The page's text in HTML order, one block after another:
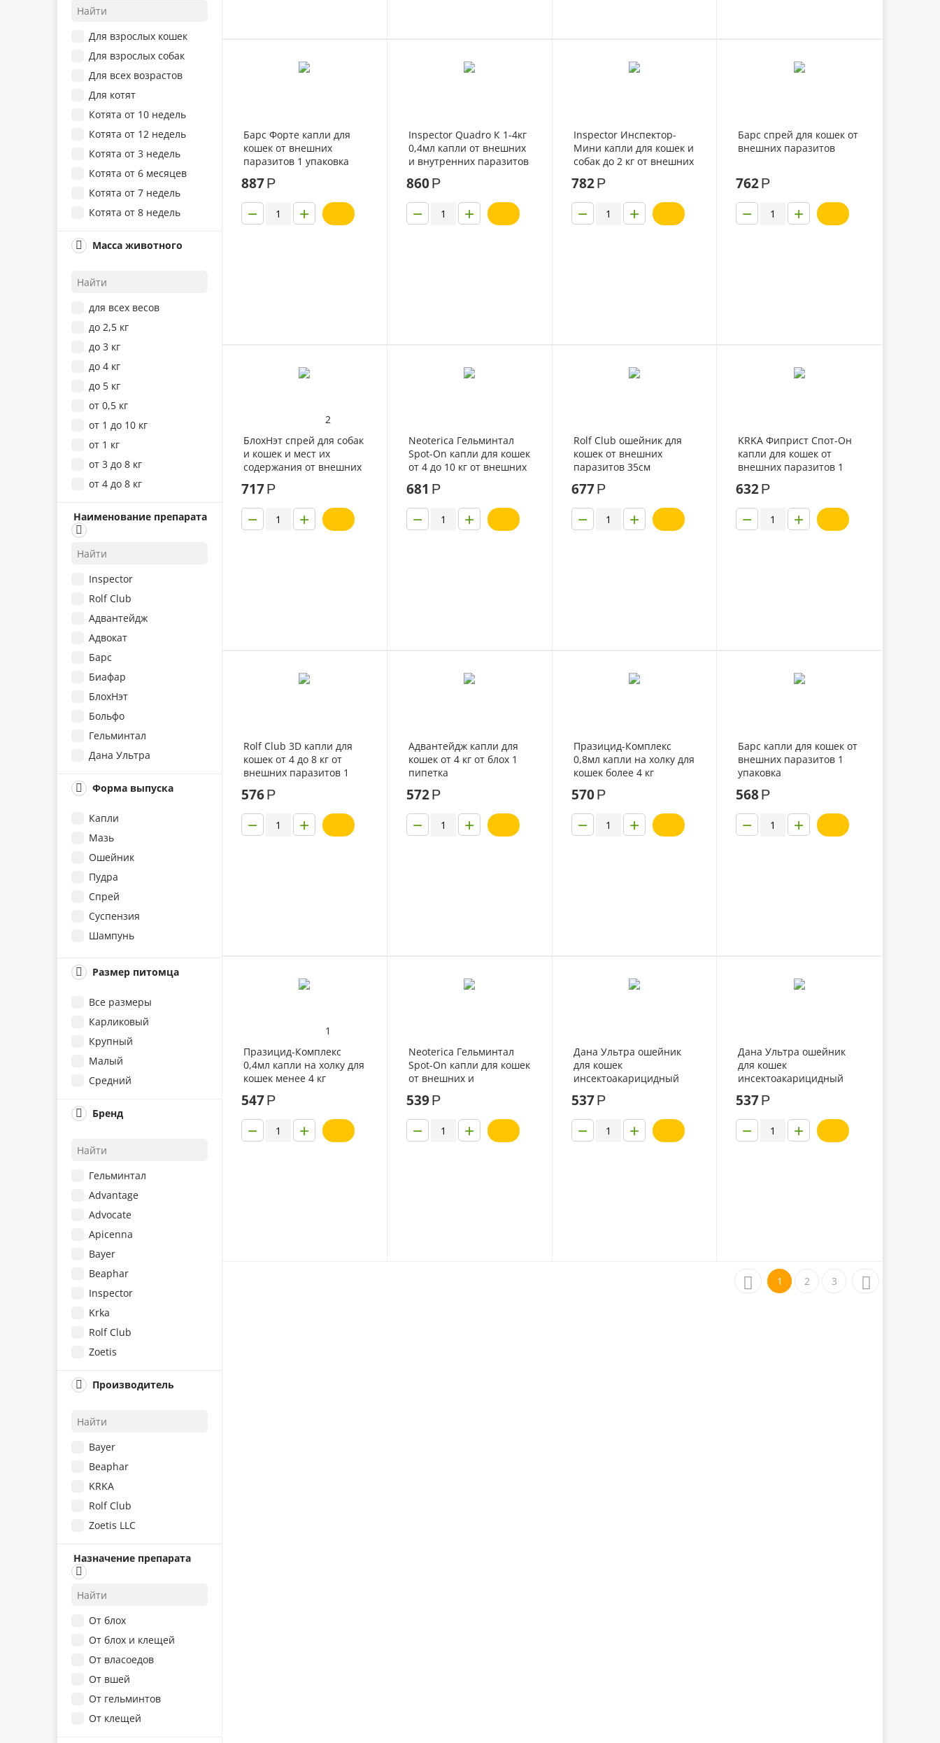
Для взрослых кошек
Для взрослых собак
Для всех возрастов
Для котят
Котята от 10 недель
Котята от 12 недель
Котята от 3 недель
Котята от 6 месяцев
Котята от 7 недель
Котята от 8 недель
удалено
Щенки от 8 недель
Масса животного
для всех весов
до 2,5 кг
до 3 кг
до 4 кг
до 5 кг
от 0,5 кг
от 1 до 10 кг
от 1 кг
от 3 до 8 кг
от 4 до 8 кг
от 8 до 15 кг
Наименование препарата
Inspector
Rolf Club
Адвантейдж
Адвокат
Барс
Биафар
БлохНэт
Больфо
Гельминтал
Дана Ультра
Мазь Аверсектиновая
Празицид-комплекс
Пчелодар
Стронгхолд
Фебтал
Фиприст
Чистотел
Форма выпуска
Капли
Мазь
Ошейник
Пудра
Спрей
Суспензия
Шампунь
Размер питомца
Все размеры
Карликовый
Крупный
Малый
Средний
Бренд
Гельминтал
Advantage
Advocate
Apicenna
Bayer
Beaphar
Inspector
Krka
Rolf Club
Zoetis
Барс
Пчелодар
Фармбиомедсервис
Чистотел
Экопром
Производитель
Bayer
Beaphar
KRKA
Rolf Club
Zoetis LLC
Агробиопром
ЗАО «НПФ Экопром»
ООО "Апиценна"
Фармбиомедсервис
Экопром
Назначение препарата
От блох
От блох и клещей
От власоедов
От вшей
От гельминтов
От клещей
Барс Форте капли для
кошек от внешних
паразитов 1 упаковка
887Р
+
−
Inspector Quadro К 1-4кг
0,4мл капли от внешних
и внутренних паразитов
860Р
+
−
Inspector Инспектор-
Мини капли для кошек и
собак до 2 кг от внешних
1 пипетка
782 Р
+
−
Барс спрей для кошек от
внешних паразитов
762Р
+
−
2
БлохНэт спрей для собак
и кошек и мест их
содержания от внешних
717Р
+
−
Neoterica Гельминтал
Spot-On капли для кошек
от 4 до 10 кг от внешних
1 пипетка
681 Р
+
−
Rolf Club ошейник для
кошек от внешних
паразитов 35см
677 Р
+
−
KRKA Фиприст Спот-Он
капли для кошек от
внешних паразитов 1
632Р
+
−
Rolf Club 3D капли для
кошек от 4 до 8 кг от
внешних паразитов 1
576Р
+
−
Адвантейдж капли для
кошек от 4 кг от блох 1
пипетка
572Р
+
−
Празицид-Комплекс
0,8мл капли на холку для
кошек более 4 кг
570 Р
+
−
Барс капли для кошек от
внешних паразитов 1
упаковка
568Р
+
−
1
Празицид-Комплекс
0,4мл капли на холку для
кошек менее 4 кг
547Р
+
−
Neoterica Гельминтал
Spot-On капли для кошек
от внешних и
пипетка
539Р
+
−
Дана Ультра ошейник
для кошек
инсектоакарицидный
537 Р
+
−
Дана Ультра ошейник
для кошек
инсектоакарицидный
537Р
+
−
1 2 3